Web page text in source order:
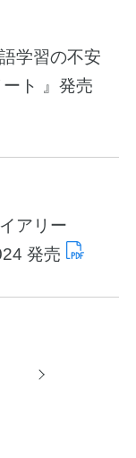
学習の不安
ト 』発売
アリー
発売
次